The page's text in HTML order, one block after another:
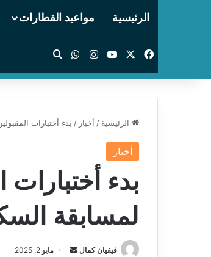
الرئيسية مواعيد القطارات
فيسبوك ‫YouTubeانستقرام
واتساب
الرئيسية / أخبار / بدء أختبارات المقبولين لـ 114 وظيفة لمسابقة السكة الحديد
أخبار
لمسابقة السكة
فيفيان كمال مايو 2, 2025